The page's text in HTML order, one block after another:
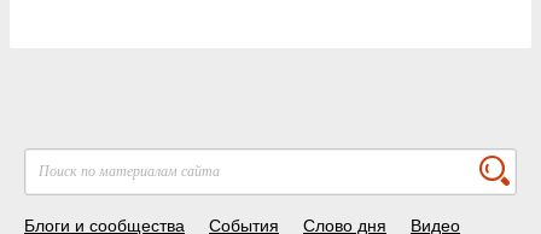
Блоги и сообщества События Слово дня Видео